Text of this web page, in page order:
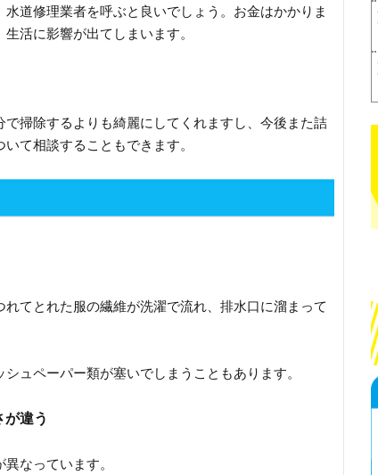
道修理業者を呼ぶと良いでしょう。お金はかかりま
活に影響が出てしまいます。
掃除するよりも綺麗にしてくれますし、今後また詰
て相談することもできます。
てとれた服の繊維が洗濯で流れ、排水口に溜まって
ュペーパー類が塞いでしまうこともあります。
違う
なっています。